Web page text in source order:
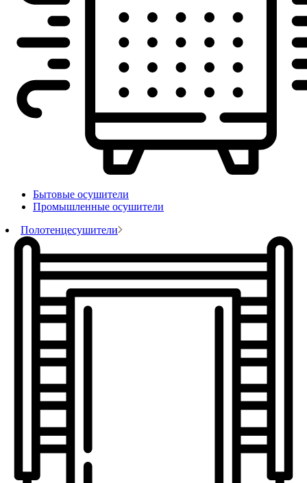
Бытовые осушители
Промышленные осушители
Полотенцесушители